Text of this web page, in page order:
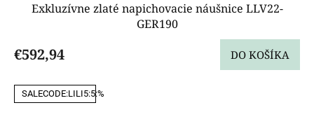
Exkluzívne zlaté napichovacie náušnice LLV22-
GER190
€592,94 DO KOŠÍKA
SALECODE:LILI5:5:%